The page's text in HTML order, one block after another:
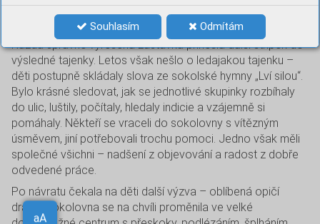
Souhlasím Odmítám
vydali po předem připravené trase, kde na ně čekaly
nejrůznější úkoly, hádanky a šifry.
Každá správně vyřešená zastávka přinesla další střípek do
výsledné tajenky. Letos však nešlo o ledajakou tajenku –
děti postupně skládaly slova ze sokolské hymny „Lví silou“.
Bylo krásné sledovat, jak se jednotlivé skupinky rozbíhaly
do ulic, luštily, počítaly, hledaly indicie a vzájemně si
pomáhaly. Někteří se vraceli do sokolovny s vítězným
úsměvem, jiní potřebovali trochu pomoci. Jedno však měli
společné všichni – nadšení z objevování a radost z dobře
odvedené práce.
Po návratu čekala na děti další výzva – oblíbená opičí
dráha. Sokolovna se na chvíli proměnila ve velké